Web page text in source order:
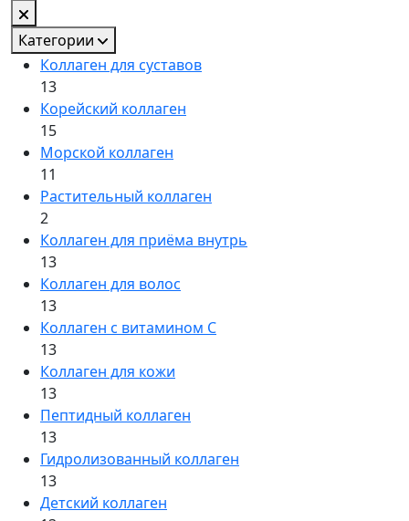
Категории
Коллаген для суставов
13
Корейский коллаген
15
Морской коллаген
11
Растительный коллаген
2
Коллаген для приёма внутрь
13
Коллаген для волос
13
Коллаген с витамином C
13
Коллаген для кожи
13
Пептидный коллаген
13
Гидролизованный коллаген
13
Детский коллаген